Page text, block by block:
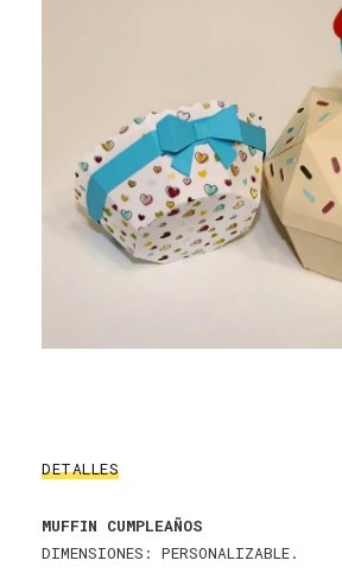
DETALLES
MUFFIN CUMPLEAÑOS
DIMENSIONES: PERSONALIZABLE.